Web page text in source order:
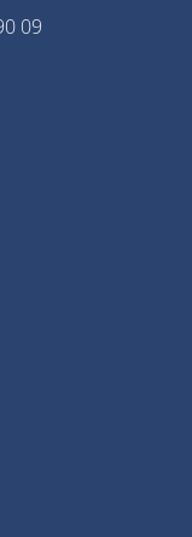
09